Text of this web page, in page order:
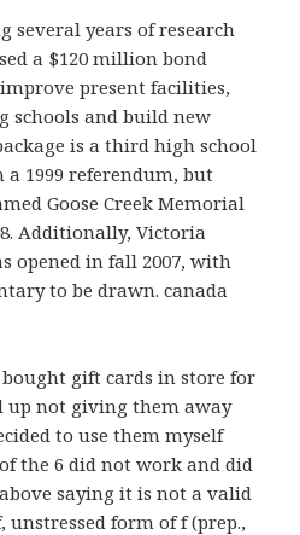
several years of research
a $120 million bond
present facilities,
schools and build new
is a third high school
1999 referendum, but
Goose Creek Memorial
Additionally, Victoria
opened in fall 2007, with
to be drawn. canada
bought gift cards in store for
up not giving them away
to use them myself
the 6 did not work and did
saying it is not a valid
unstressed form of f (prep.,